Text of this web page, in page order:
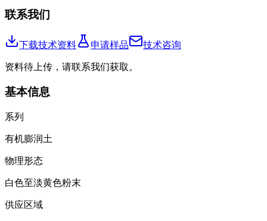
联系我们
下载技术资料 申请样品 技术咨询
资料待上传，请联系我们获取。
基本信息
系列
有机膨润土
物理形态
白色至淡黄色粉末
供应区域